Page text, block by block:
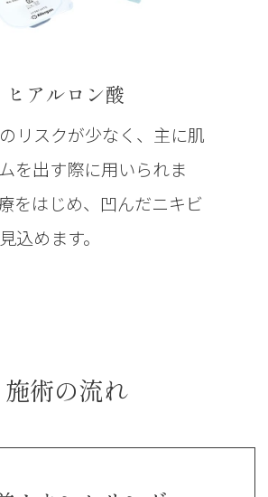
ヒアルロン酸
リスクが少なく、主に肌
を出す際に用いられま
をはじめ、凹んだニキビ
込めます。
施術の流れ